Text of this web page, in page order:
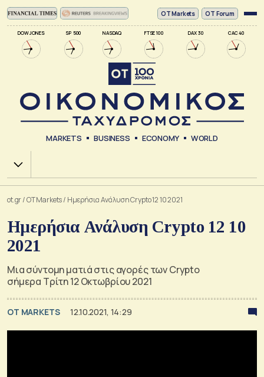
DOW JONES SP 500 NASDAQ FTSE 100 DAX 30 CAC 40
ΟΤ Markets OT Forum
MARKETS BUSINESS ECONOMY WORLD
Χ.Α.
ot.gr/OT Markets/ Ημερήσια Ανάλυση Crypto 12 10 2021
Ημερήσια Ανάλυση Crypto 12 10
2021
Μια σύντομη ματιά στις αγορές των Crypto
σήμερα Τρίτη 12 Οκτωβρίου 2021
OT MARKETS 12.10.2021, 14:29